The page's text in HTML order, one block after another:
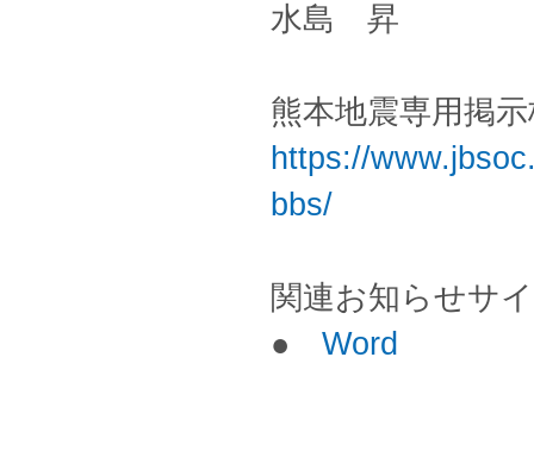
水島 昇
熊本地震専用掲
https://
bbs/
関連お知らせサ
● Word